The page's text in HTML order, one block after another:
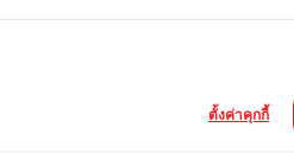
ตั้งค่าคุกกี้